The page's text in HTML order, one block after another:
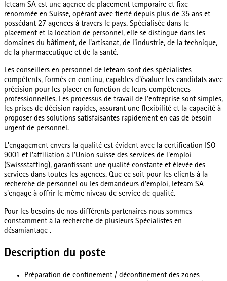
leteam SA est une agence de placement temporaire et fixe
renommée en Suisse, opérant avec fierté depuis plus de 35 ans et
possédant 27 agences à travers le pays. Spécialisée dans le
placement et la location de personnel, elle se distingue dans les
domaines du bâtiment, de l'artisanat, de l'industrie, de la technique,
de la pharmaceutique et de la santé.
Les conseillers en personnel de leteam sont des spécialistes
compétents, formés en continu, capables d'évaluer les candidats avec
précision pour les placer en fonction de leurs compétences
professionnelles. Les processus de travail de l'entreprise sont simples,
les prises de décision rapides, assurant une flexibilité et la capacité à
proposer des solutions satisfaisantes rapidement en cas de besoin
urgent de personnel.
L'engagement envers la qualité est évident avec la certification ISO
9001 et l'affiliation à l'Union suisse des services de l'emploi
(Swissstaffing), garantissant une qualité constante et élevée des
services dans toutes les agences. Que ce soit pour les clients à la
recherche de personnel ou les demandeurs d'emploi, leteam SA
s'engage à offrir le même niveau de service de qualité.
Pour les besoins de nos différents partenaires nous sommes
constamment à la recherche de plusieurs Spécialistes en
désamiantage .
Description du poste
Préparation de confinement / déconfinement des zones